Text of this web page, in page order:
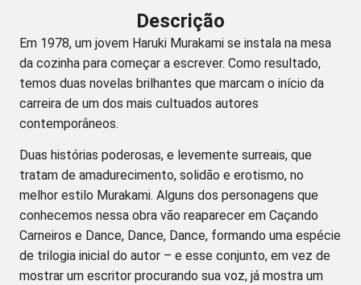
Descrição
Em 1978, um jovem Haruki Murakami se instala na mesa
da cozinha para começar a escrever. Como resultado,
temos duas novelas brilhantes que marcam o início da
carreira de um dos mais cultuados autores
contemporâneos.
Duas histórias poderosas, e levemente surreais, que
tratam de amadurecimento, solidão e erotismo, no
melhor estilo Murakami. Alguns dos personagens que
conhecemos nessa obra vão reaparecer em Caçando
Carneiros e Dance, Dance, Dance, formando uma espécie
de trilogia inicial do autor – e esse conjunto, em vez de
mostrar um escritor procurando sua voz, já mostra um